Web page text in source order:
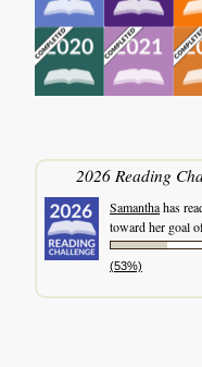
2026 Reading
Samanthahas
toward her goal
(53%)